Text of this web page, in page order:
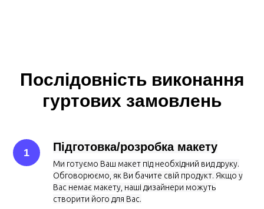
Послідовність виконання
гуртових замовлень
Підготовка/розробка макету
Ми готуємо Ваш макет під необхідний вид друку.
Обговорюємо, як Ви бачите свій продукт. Якщо у
Вас немає макету, наші дизайнери можуть
створити його для Вас.